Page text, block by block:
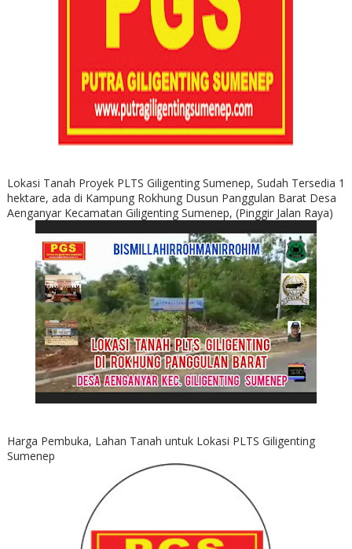
Lokasi Tanah Proyek PLTS Giligenting Sumenep, Sudah Tersedia 1
hektare, ada di Kampung Rokhung Dusun Panggulan Barat Desa
Aenganyar Kecamatan Giligenting Sumenep, (Pinggir Jalan Raya)
Harga Pembuka, Lahan Tanah untuk Lokasi PLTS Giligenting
Sumenep